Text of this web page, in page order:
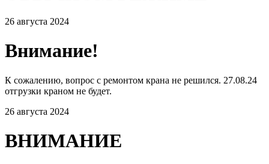
26 августа 2024
Внимание!
К сожалению, вопрос с ремонтом крана не решился. 27.08.24
отгрузки краном не будет.
26 августа 2024
ВНИМАНИЕ